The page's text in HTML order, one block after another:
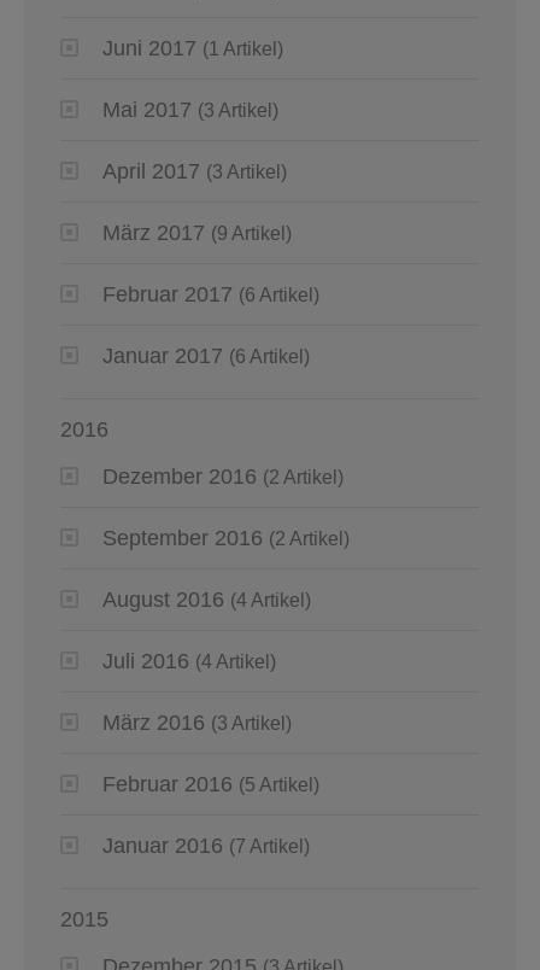
Juni 2017 (1 Artikel)
Mai 2017 (3 Artikel)
April 2017 (3 Artikel)
März 2017 (9 Artikel)
Februar 2017 (6 Artikel)
Januar 2017 (6 Artikel)
2016
Dezember 2016 (2 Artikel)
September 2016 (2 Artikel)
August 2016 (4 Artikel)
Juli 2016 (4 Artikel)
März 2016 (3 Artikel)
Februar 2016 (5 Artikel)
Januar 2016 (7 Artikel)
2015